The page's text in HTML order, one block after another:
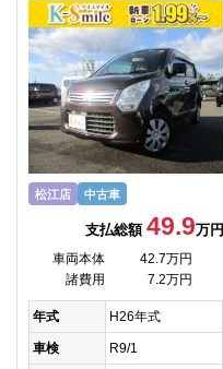
松江店 中古車
支払総額 49.9万円
車両本体
42.7万円
諸費用
7.2万円
年式 H26年式
車検 R9/1